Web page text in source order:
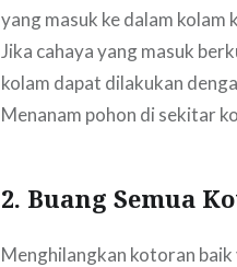
yang masuk ke dalam
Jika cahaya yang masuk
kolam dapat dilakukan
Menanam pohon di sekitar
2. Buang Semua
Menghilangkan kotoran